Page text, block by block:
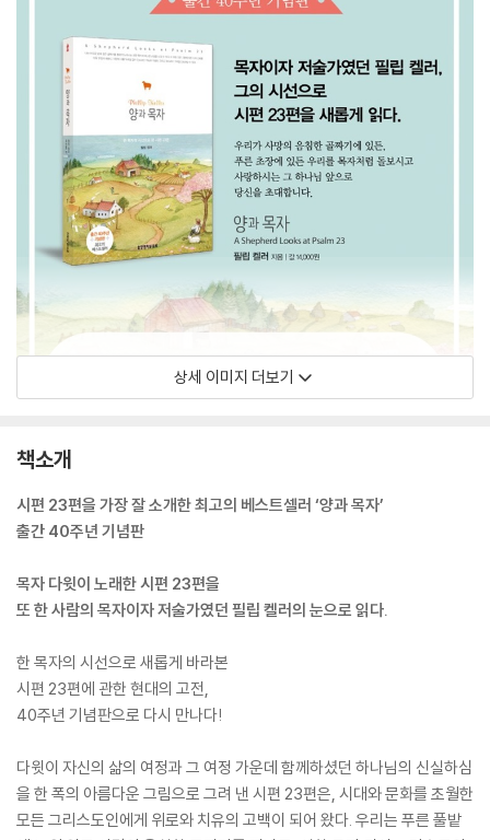
상세 이미지 더보기
책소개
시편 23편을 가장 잘 소개한 최고의 베스트셀러 ‘양과 목자’
출간 40주년 기념판
목자 다윗이 노래한 시편 23편을
또 한 사람의 목자이자 저술가였던 필립 켈러의 눈으로 읽다.
한 목자의 시선으로 새롭게 바라본
시편 23편에 관한 현대의 고전,
40주년 기념판으로 다시 만나다!
다윗이 자신의 삶의 여정과 그 여정 가운데 함께하셨던 하나님의 신실하심
을 한 폭의 아름다운 그림으로 그려 낸 시편 23편은, 시대와 문화를 초월한
모든 그리스도인에게 위로와 치유의 고백이 되어 왔다. 우리는 푸른 풀밭